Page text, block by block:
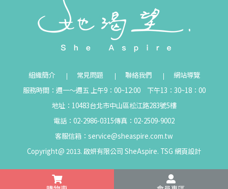
組織簡介 常見問題 聯絡我們
網站導覽
服務時間：週一～週五 上午9：00~12:00 下午13：30~18：00
地址：10483台北市中山區松江路283號5樓
電話：02-2986-0315傳真：02-2509-9002
客服信箱： service@sheaspire.com.tw
Copyright@ 2013. 啟妍有限公司 SheAspire. TSG 網頁設計